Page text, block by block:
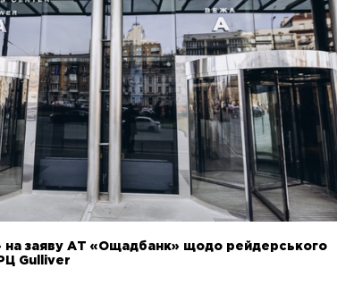
на заяву АТ «Ощадбанк» щодо рейдерського
Gulliver